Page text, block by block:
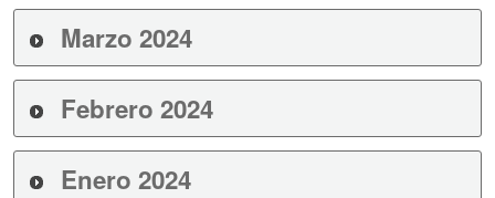
Marzo 2024
Febrero 2024
Enero 2024